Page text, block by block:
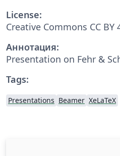
License:
Creative Commons CC BY
Аннотация:
Presentation on Fehr &
Tags:
Presentations Beamer XeLaTeX